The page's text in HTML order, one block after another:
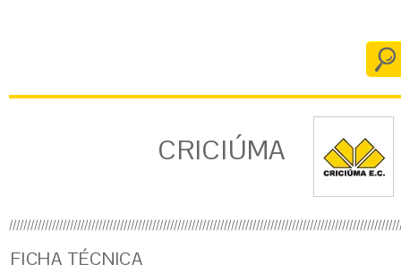
CRICIÚMA
FICHA TÉCNICA